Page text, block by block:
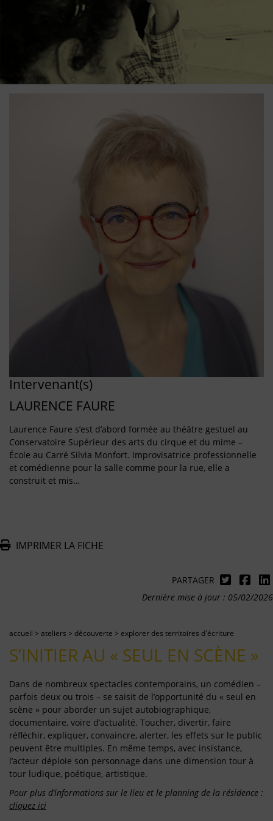
Intervenant(s)
LAURENCE FAURE
Laurence Faure s’est d’abord formée au théâtre gestuel au
Conservatoire Supérieur des arts du cirque et du mime –
École au Carré Silvia Monfort. Improvisatrice professionnelle
et comédienne pour la salle comme pour la rue, elle a
construit et mis…
IMPRIMER LA FICHE
PARTAGER
Dernière mise à jour : 05/02/2026
accueil > ateliers > découverte > explorer des territoires d'écriture
S’INITIER AU « SEUL EN SCÈNE »
Dans de nombreux spectacles contemporains, un comédien –
parfois deux ou trois – se saisit de l’opportunité du « seul en
scène » pour aborder un sujet autobiographique,
documentaire, voire d’actualité. Toucher, divertir, faire
réfléchir, expliquer, convaincre, alerter, les effets sur le public
peuvent être multiples. En même temps, avec insistance,
l’acteur déploie son personnage dans une dimension tour à
tour ludique, poétique, artistique.
Pour plus d’informations sur le lieu et le planning de la résidence :
cliquez ici